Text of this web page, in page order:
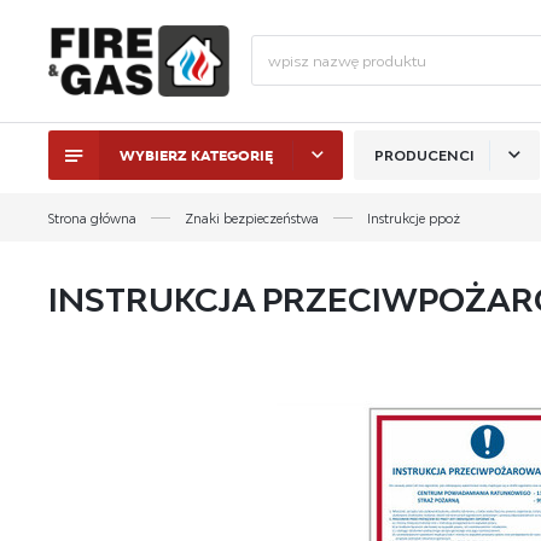
WYBIERZ KATEGORIĘ PRODUCENCI
Strona główna Znaki bezpieczeństwa Instrukcje ppoż
INSTRUKCJA